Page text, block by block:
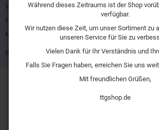
Während dieses Zeitraums ist der Shop
verfügbar.
Wir nutzen diese Zeit, um unser Sortiment zu
unseren Service für Sie zu
Vielen Dank für Ihr Verständnis und
Falls Sie Fragen haben, erreichen Sie uns
Mit freundlichen Grüßen,
ttgshop.de
Vielen Dank für Ihr Verständnis und Ihre Geduld!
Falls Sie Fragen haben, erreichen Sie uns weiterhin
Mit freundlichen Grüßen,
ttgshop.de